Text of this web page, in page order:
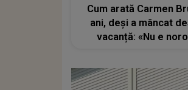
Cum arată Carmen
ani, deși a mâncat
vacanță: «Nu e